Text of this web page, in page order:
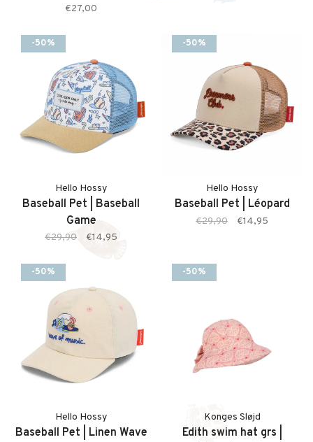
meisjeskleding (2–10 jaar)
babykleding (0–2 jaar)
€27,00
-50%
Hello Hossy
Baseball Pet | Baseball
Game
€29,90 €14,95
-50%
Hello Hossy
Baseball Pet | Léopard
€29,90 €14,95
-50%
Hello Hossy
Baseball Pet | Linen Wave
-50%
Konges Sløjd
Edith swim hat grs |